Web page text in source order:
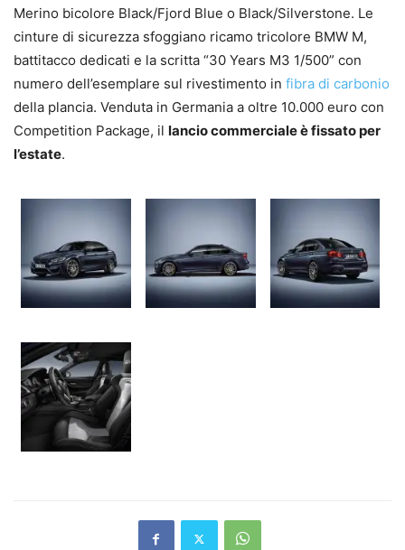
Merino bicolore Black/Fjord Blue o Black/Silverstone. Le
cinture di sicurezza sfoggiano ricamo tricolore BMW M,
battitacco dedicati e la scritta “30 Years M3 1/500” con
numero dell’esemplare sul rivestimento in fibra di carbonio
della plancia. Venduta in Germania a oltre 10.000 euro con
Competition Package, il lancio commerciale è fissato per
l’estate.